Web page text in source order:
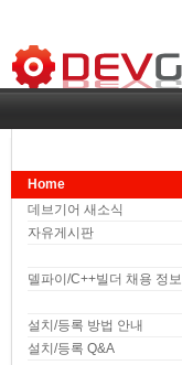
Home
데브기어 새소식
자유게시판
델파이/C++빌더 채용 정보
설치/등록 방법 안내
설치/등록 Q&A